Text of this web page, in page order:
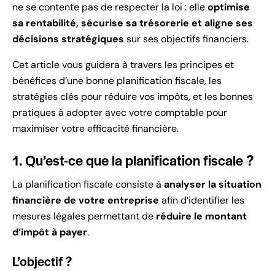
ne se contente pas de respecter la loi : elleoptimise
sa rentabilité, sécurise sa trésorerie et aligne ses
décisions stratégiques sur ses objectifs financiers.
Cet article vous guidera à travers les principes et
bénéfices d’une bonne planification fiscale, les
stratégies clés pour réduire vos impôts, et les bonnes
pratiques à adopter avec votre comptable pour
maximiser votre efficacité financière.
1. Qu’est-ce que la planification fiscale ?
La planification fiscale consiste à analyser la situation
financière de votre entreprise afin d’identifier les
mesures légales permettant de réduire le montant
d’impôt à payer.
L’objectif ?